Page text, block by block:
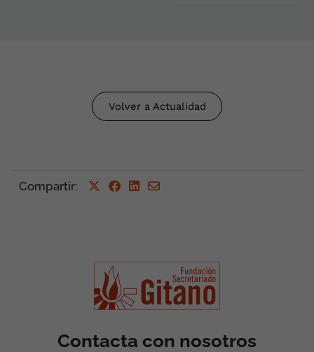
Volver a Actualidad
Compartir:
Contacta con nosotros